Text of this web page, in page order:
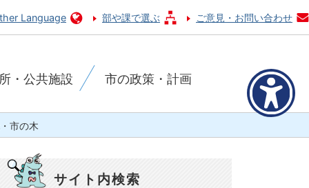
Language 部や課で選ぶ ご意見・お問い合わせ
・公共施設 市の政策・計画
市の木
サイト内検索